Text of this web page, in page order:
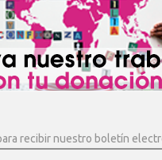
recibir nuestro boletín